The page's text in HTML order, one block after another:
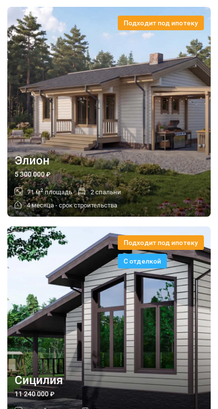
Подходит под ипотеку
Элион
5 300 000₽
71 м2площадь
2 спальни
4 месяца - срок строительства
Подходит под ипотеку
С отделкой
Сицилия
11 240 000₽